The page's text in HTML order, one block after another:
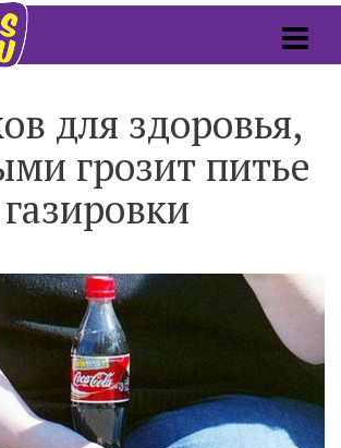
для здоровья,
грозит питье
газировки